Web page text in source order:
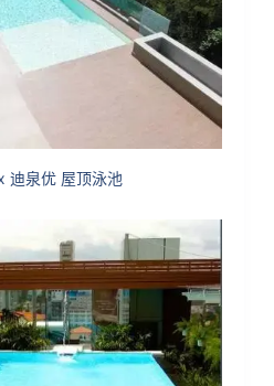
迪泉优 屋顶泳池